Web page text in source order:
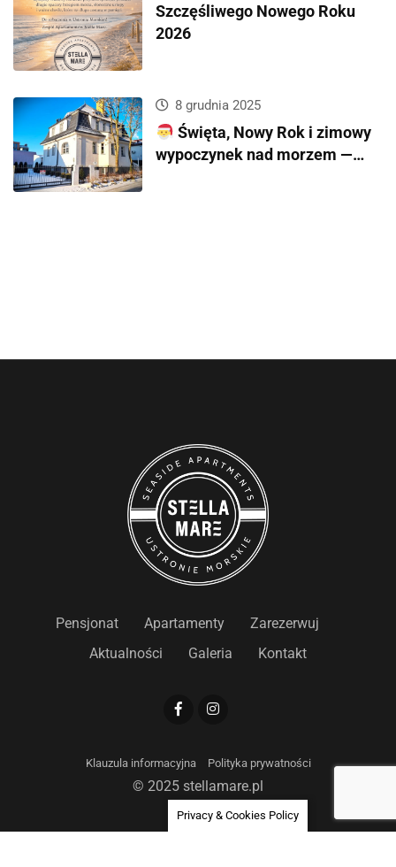
Szczęśliwego Nowego Roku
2026
8 grudnia 2025
Święta, Nowy Rok i zimowy
wypoczynek nad morzem —
Pensjonat Apartamenty
Zarezerwuj
Aktualności
Galeria Kontakt
Klauzula informacyjna Polityka prywatności
© 2025 stellamare.pl
Privacy & Cookies Policy